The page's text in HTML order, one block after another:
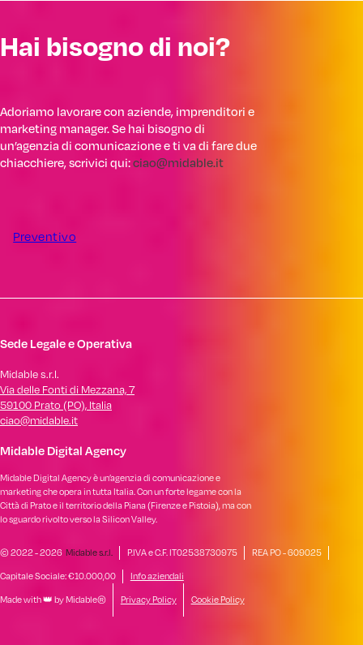
Hai bisogno di noi?
Adoriamo lavorare con aziende, imprenditori e
marketing manager. Se hai bisogno di
un’agenzia di comunicazione e ti va di fare due
chiacchiere, scrivici qui:ciao@midable.it
Preventivo
Sede Legale e Operativa
Midable s.r.l.
Via delle Fonti di Mezzana, 7
59100 Prato (PO), Italia
ciao@midable.it
Midable Digital Agency
Midable Digital Agency è un’agenzia di comunicazione e
marketing che opera in tutta Italia. Con un forte legame con la
Città di Prato e il territorio della Piana (Firenze e Pistoia), ma con
lo sguardo rivolto verso la Silicon Valley.
© 2022 - 2026 Midable s.r.l. P.IVA e C.F. IT02538730975 REA PO - 609025
Capitale Sociale: €10.000,00 Info aziendali
Made with 👑 by Midable® Privacy Policy Cookie Policy